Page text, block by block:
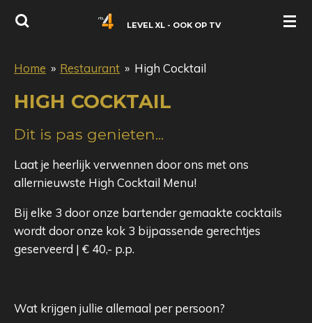
Ga
de
LEVEL XL - OOK OP TV
Home » Restaurant » High Cocktail
HIGH COCKTAIL
Dit is pas genieten...
Laat je heerlijk verwennen door ons met ons
allernieuwste High Cocktail Menu!
Bij elke 3 door onze bartender gemaakte cocktails
wordt door onze kok 3 bijpassende gerechtjes
geserveerd | € 40,- p.p.
Wat krijgen jullie allemaal per persoon?